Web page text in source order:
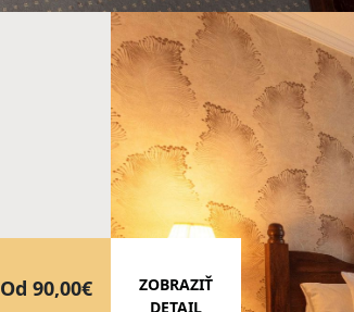
Od 90,00€
ZOBRAZIŤ
DETAIL